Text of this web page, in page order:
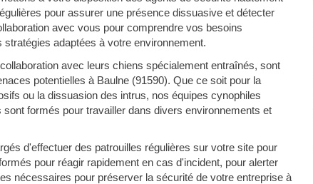
pour assurer une présence dissuasive et détecter
avec vous pour comprendre vos besoins
adaptées à votre environnement.
avec leurs chiens spécialement entraînés, sont
potentielles à Baulne (91590). Que ce soit pour la
ou la dissuasion des intrus, nos équipes cynophiles
formés pour travailler dans divers environnements et
d'effectuer des patrouilles régulières sur votre site pour
pour réagir rapidement en cas d'incident, pour alerter
nécessaires pour préserver la sécurité de votre entreprise à